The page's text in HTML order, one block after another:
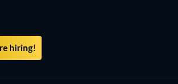
hiring!